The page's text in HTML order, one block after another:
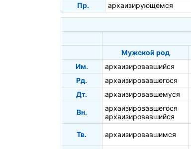
Пр. архаизирующемся
Мужской род
Им.
архаизировавшийся
Рд.
архаизировавшегося
Дт.
архаизировавшемуся
Вн.
архаизировавшегося
архаизировавшийся
Тв. архаизировавшимся